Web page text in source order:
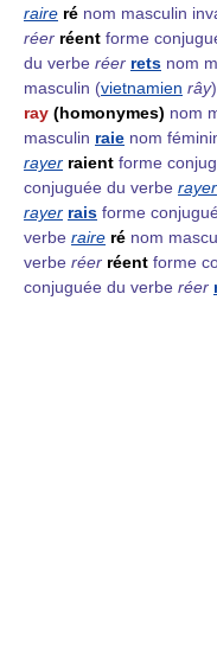
raire ré nom masculin
réer réent forme
du verbe réer rets nom
masculin (vietnamien rây)
ray (homonymes) nom
masculin raie nom
rayer raient forme
conjuguée du verbe rayer
rayer rais forme
verbe raire ré nom
verbe réer réent forme
conjuguée du verbe réer